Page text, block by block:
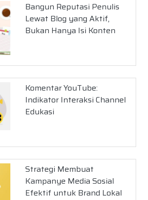
Bangun Reputasi Penulis
Lewat Blog yang Aktif,
Bukan Hanya Isi Konten
Komentar YouTube:
Indikator Interaksi Channel
Edukasi
Strategi Membuat
Kampanye Media Sosial
Efektif untuk Brand Lokal